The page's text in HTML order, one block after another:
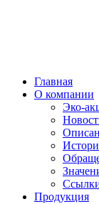
Главная
О компании
Эко-
Продукция